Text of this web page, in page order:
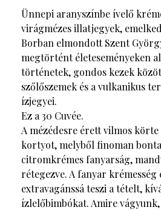
Ünnepi aranyszínbe ívelő
virágmézes illatjegyek,
Borban elmondott Szent
megtörtént életeseményeken
történetek, gondos kezek
szőlőszemek és a vulkanikus
ízjegyei.
Ez a 30 Cuvée.
A mézédesre érett vilmos
kortyot, melyből finoman
citromkrémes fanyarság,
rétegezve. A fanyar krémesség
extravagánssá teszi a tételt,
ízlelőbimbókat. Amire